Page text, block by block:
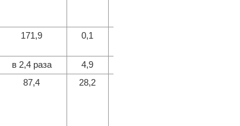
171,9 0,1
в 2,4 раза 4,9
87,4 28,2